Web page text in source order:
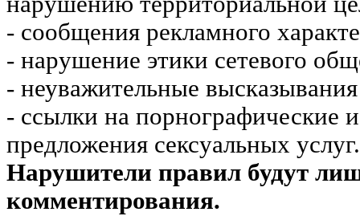
- сообщения рекламного
- нарушение этики сетевого
- неуважительные
- ссылки на порнографические
предложения сексуальных услуг.
Нарушители правил будут
комментирования.